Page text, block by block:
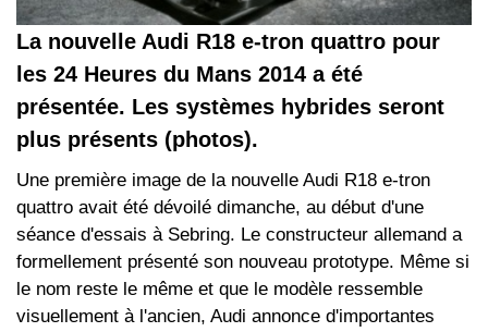
La nouvelle Audi R18 e-tron quattro pour
les 24 Heures du Mans 2014 a été
présentée. Les systèmes hybrides seront
plus présents (photos).
Une première image de la nouvelle Audi R18 e-tron
quattro avait été dévoilé dimanche, au début d'une
séance d'essais à Sebring. Le constructeur allemand a
formellement présenté son nouveau prototype. Même si
le nom reste le même et que le modèle ressemble
visuellement à l'ancien, Audi annonce d'importantes